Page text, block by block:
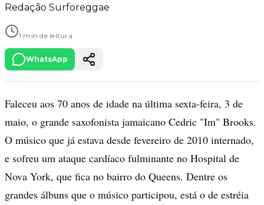
Redação Surforeggae
1 min de leitura
WhatsApp
Faleceu aos 70 anos de idade na última sexta-feira, 3 de
maio, o grande saxofonista jamaicano Cedric "Im" Brooks.
O músico que já estava desde fevereiro de 2010 internado,
e sofreu um ataque cardíaco fulminante no Hospital de
Nova York, que fica no bairro do Queens. Dentre os
grandes álbuns que o músico participou, está o de estréia